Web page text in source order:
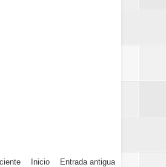
Entrada antigua
Inicio